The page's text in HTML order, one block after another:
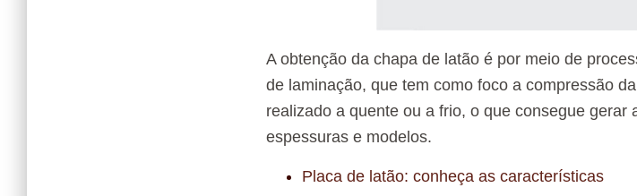
A obtenção da chapa de latão é por meio de
de laminação, que tem como foco a compressão
realizado a quente ou a frio, o que consegue gerar
espessuras e modelos.
Placa de latão: conheça as características